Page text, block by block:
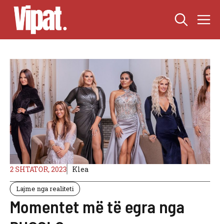
Skip
content
2 SHTATOR, 2023 Klea
Lajme nga realiteti
Momentet më të egra nga